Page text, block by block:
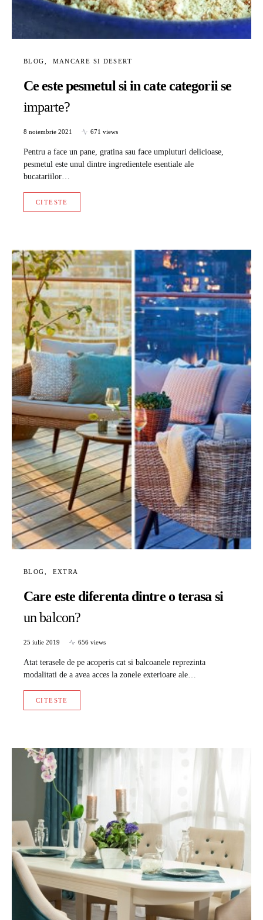
BLOG MANCARE SI DESERT
Ce este pesmetul si in cate categorii se
imparte?
8 noiembrie 2021 671 views
Pentru a face un pane, gratina sau face umpluturi delicioase,
pesmetul este unul dintre ingredientele esentiale ale
bucatariilor…
CITESTE
BLOG EXTRA
Care este diferenta dintre o terasa si
un balcon?
25 iulie 2019 656 views
Atat terasele de pe acoperis cat si balcoanele reprezinta
modalitati de a avea acces la zonele exterioare ale…
CITESTE